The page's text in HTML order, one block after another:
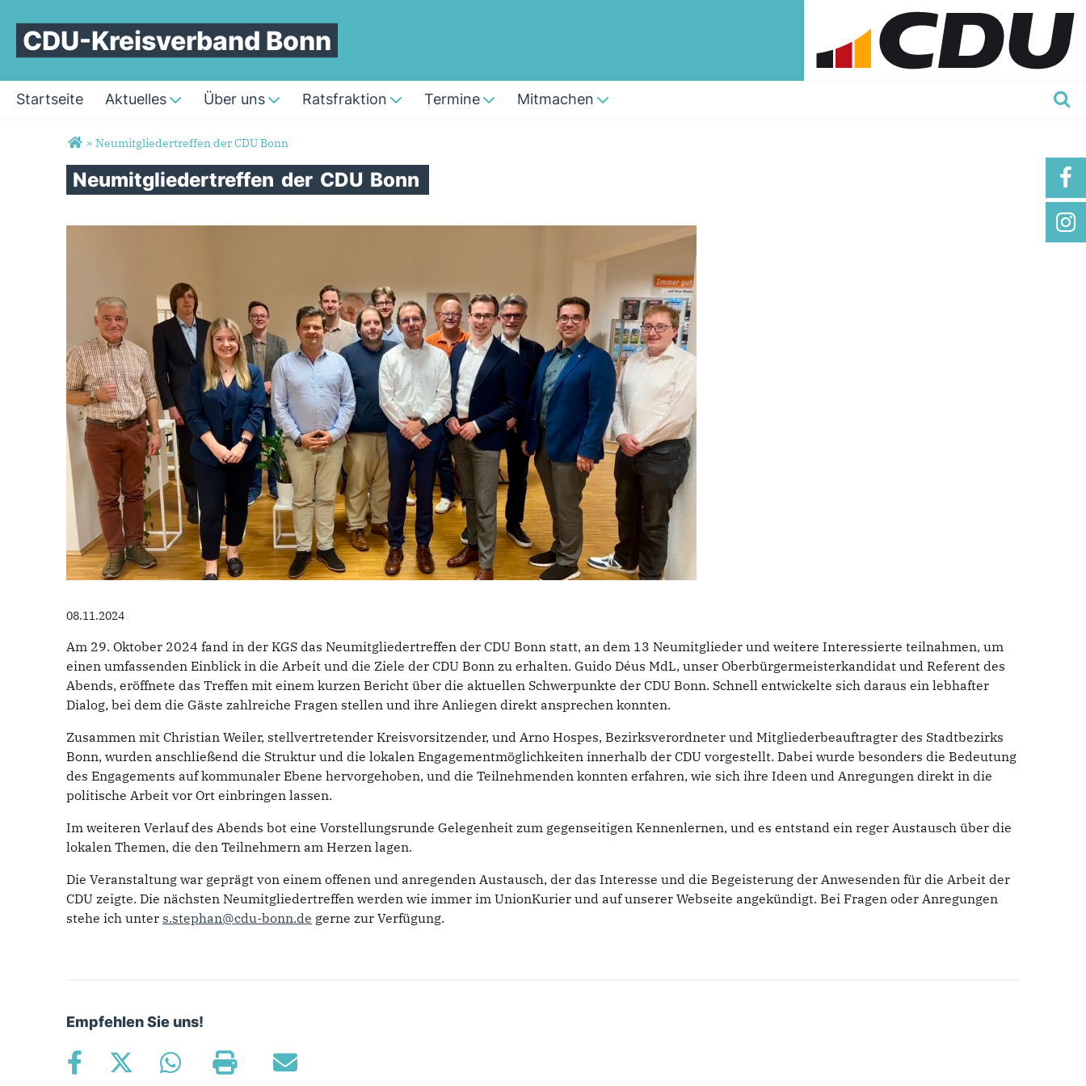
CDU-Kreisverband Bonn
Startseite Aktuelles Über uns Ratsfraktion Termine Mitmachen
Sie sind hier
» Neumitgliedertreffen der CDU Bonn
Neumitgliedertreffen der CDU Bonn
08.11.2024
Am 29. Oktober 2024 fand in der KGS das Neumitgliedertreffen der CDU Bonn statt, an dem 13 Neumitglieder und weitere Interessierte teilnahmen, um
einen umfassenden Einblick in die Arbeit und die Ziele der CDU Bonn zu erhalten. Guido Déus MdL, unser Oberbürgermeisterkandidat und Referent des
Abends, eröffnete das Treffen mit einem kurzen Bericht über die aktuellen Schwerpunkte der CDU Bonn. Schnell entwickelte sich daraus ein lebhafter
Dialog, bei dem die Gäste zahlreiche Fragen stellen und ihre Anliegen direkt ansprechen konnten.
Zusammen mit Christian Weiler, stellvertretender Kreisvorsitzender, und Arno Hospes, Bezirksverordneter und Mitgliederbeauftragter des Stadtbezirks
Bonn, wurden anschließend die Struktur und die lokalen Engagementmöglichkeiten innerhalb der CDU vorgestellt. Dabei wurde besonders die Bedeutung
des Engagements auf kommunaler Ebene hervorgehoben, und die Teilnehmenden konnten erfahren, wie sich ihre Ideen und Anregungen direkt in die
politische Arbeit vor Ort einbringen lassen.
Im weiteren Verlauf des Abends bot eine Vorstellungsrunde Gelegenheit zum gegenseitigen Kennenlernen, und es entstand ein reger Austausch über die
lokalen Themen, die den Teilnehmern am Herzen lagen.
Die Veranstaltung war geprägt von einem offenen und anregenden Austausch, der das Interesse und die Begeisterung der Anwesenden für die Arbeit der
CDU zeigte. Die nächsten Neumitgliedertreffen werden wie immer im UnionKurier und auf unserer Webseite angekündigt. Bei Fragen oder Anregungen
stehe ich unter s.stephan@cdu-bonn.de gerne zur Verfügung.
Empfehlen Sie uns!